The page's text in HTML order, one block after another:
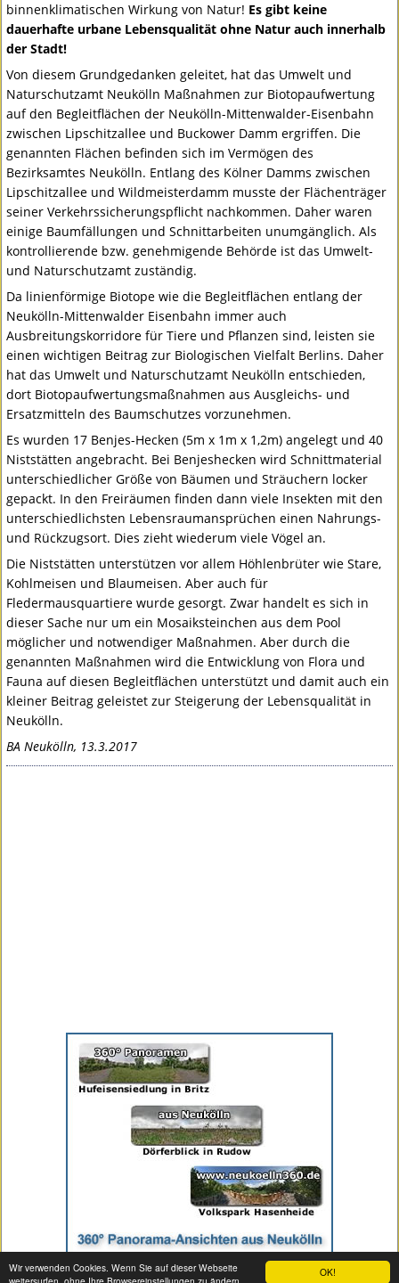
OK!
Wir verwenden Cookies. Wenn Sie auf dieser Webseite
binnenklimatischen Wirkung von Natur! Es gibt keine
dauerhafte urbane Lebensqualität ohne Natur auch innerhalb
der Stadt!
Von diesem Grundgedanken geleitet, hat das Umwelt und
Naturschutzamt Neukölln Maßnahmen zur Biotopaufwertung
auf den Begleitflächen der Neukölln-Mittenwalder-Eisenbahn
zwischen Lipschitzallee und Buckower Damm ergriffen. Die
genannten Flächen befinden sich im Vermögen des
Bezirksamtes Neukölln. Entlang des Kölner Damms zwischen
Lipschitzallee und Wildmeisterdamm musste der Flächenträger
seiner Verkehrssicherungspflicht nachkommen. Daher waren
einige Baumfällungen und Schnittarbeiten unumgänglich. Als
kontrollierende bzw. genehmigende Behörde ist das Umwelt-
und Naturschutzamt zuständig.
Da linienförmige Biotope wie die Begleitflächen entlang der
Neukölln-Mittenwalder Eisenbahn immer auch
Ausbreitungskorridore für Tiere und Pflanzen sind, leisten sie
einen wichtigen Beitrag zur Biologischen Vielfalt Berlins. Daher
hat das Umwelt und Naturschutzamt Neukölln entschieden,
dort Biotopaufwertungsmaßnahmen aus Ausgleichs- und
Ersatzmitteln des Baumschutzes vorzunehmen.
Es wurden 17 Benjes-Hecken (5m x 1m x 1,2m) angelegt und 40
Niststätten angebracht. Bei Benjeshecken wird Schnittmaterial
unterschiedlicher Größe von Bäumen und Sträuchern locker
gepackt. In den Freiräumen finden dann viele Insekten mit den
unterschiedlichsten Lebensraumansprüchen einen Nahrungs-
und Rückzugsort. Dies zieht wiederum viele Vögel an.
Die Niststätten unterstützen vor allem Höhlenbrüter wie Stare,
Kohlmeisen und Blaumeisen. Aber auch für
Fledermausquartiere wurde gesorgt. Zwar handelt es sich in
dieser Sache nur um ein Mosaiksteinchen aus dem Pool
möglicher und notwendiger Maßnahmen. Aber durch die
genannten Maßnahmen wird die Entwicklung von Flora und
Fauna auf diesen Begleitflächen unterstützt und damit auch ein
kleiner Beitrag geleistet zur Steigerung der Lebensqualität in
Neukölln.
BA Neukölln, 13.3.2017